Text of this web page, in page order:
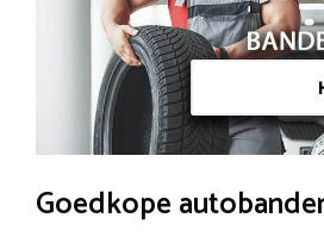
Goedkope